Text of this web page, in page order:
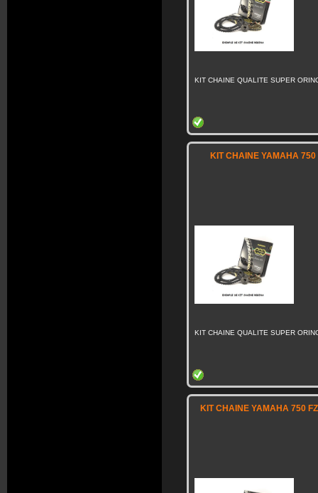
KIT CHAINE QUALITE SUPER
KIT CHAINE YAMAHA
KIT CHAINE QUALITE SUPER
KIT CHAINE YAMAHA 750